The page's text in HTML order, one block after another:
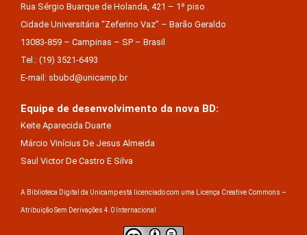
Rua Sérgio Buarque de Holanda, 421 – 1º piso
Cidade Universitária “Zeferino Vaz” – Barão Geraldo
13083-859 – Campinas – SP – Brasil
Tel.: (19) 3521-6493
E-mail: sbubd@unicamp.br
Equipe de desenvolvimento da nova BD:
Keite Aparecida Duarte
Márcio Vinícius De Jesus Almeida
Saul Victor De Castro E Silva
A Biblioteca Digital da Unicamp está licenciado com uma Licença Creative Commons –
Atribuição Sem Derivações 4.0 Internacional